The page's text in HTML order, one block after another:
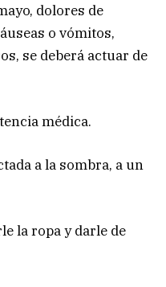
dolores de
o vómitos,
se deberá actuar de
médica.
a la sombra, a un
la ropa y darle de